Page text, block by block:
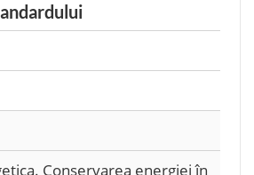
Conservarea energiei în